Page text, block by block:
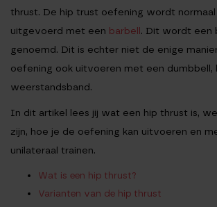
thrust. De hip trust oefening wordt
uitgevoerd met een barbell. Dit wordt een
genoemd. Dit is echter niet de enige
oefening ook uitvoeren met een
weerstandsband.
In dit artikel lees jij wat een hip thrust is,
zijn, hoe je de oefening kan uitvoeren en
unilateraal trainen.
Wat is een hip thrust?
Varianten van de hip thrust